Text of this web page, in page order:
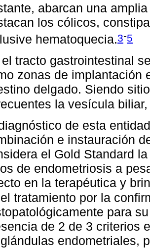
abarcan una
los cólicos,
hematoquecia.3-5
el tracto gastrointestinal
zonas de implantación
delgado. Siendo
la vesícula
de esta
e instauración
el Gold Standard
de endometriosis a
en la terapéutica y
tratamiento por la
para
de 2 de 3 criterios
endometriales,